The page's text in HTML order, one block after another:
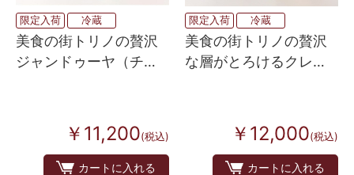
限定入荷 冷蔵
美食の街トリノの贅沢
ジャンドゥーヤ（チョ
￥11,200(税込)
カートに入れる
限定入荷 冷蔵
美食の街トリノの贅沢
な層がとろけるクレミ
￥12,000(税込)
カートに入れる